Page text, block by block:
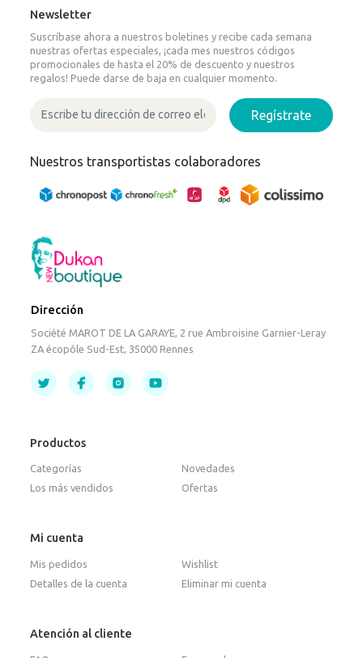
Newsletter
Suscríbase ahora a nuestros boletines y recibe cada semana
nuestras ofertas especiales, ¡cada mes nuestros códigos
promocionales de hasta el 20% de descuento y nuestros
regalos! Puede darse de baja en cualquier momento.
Regístrate
Nuestros transportistas colaboradores
Dirección
Société MAROT DE LA GARAYE, 2 rue Ambroisine Garnier-Leray
ZA écopôle Sud-Est, 35000 Rennes
Productos
Categorías
Novedades
Los más vendidos
Ofertas
Mi cuenta
Mis pedidos
Wishlist
Detalles de la cuenta
Eliminar mi cuenta
Atención al cliente